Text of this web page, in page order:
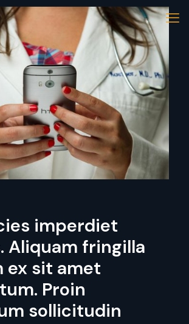
imperdiet
Aliquam fringilla
ex sit amet
Proin
sollicitudin